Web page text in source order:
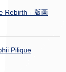
Rebirth」版画
Pilique